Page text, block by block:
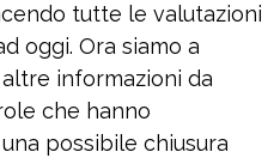
tutte le valutazioni
oggi. Ora siamo a
informazioni da
che hanno
possibile chiusura